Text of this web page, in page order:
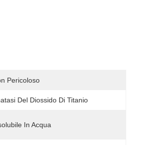
Pericoloso
Del Diossido Di Titanio
In Acqua